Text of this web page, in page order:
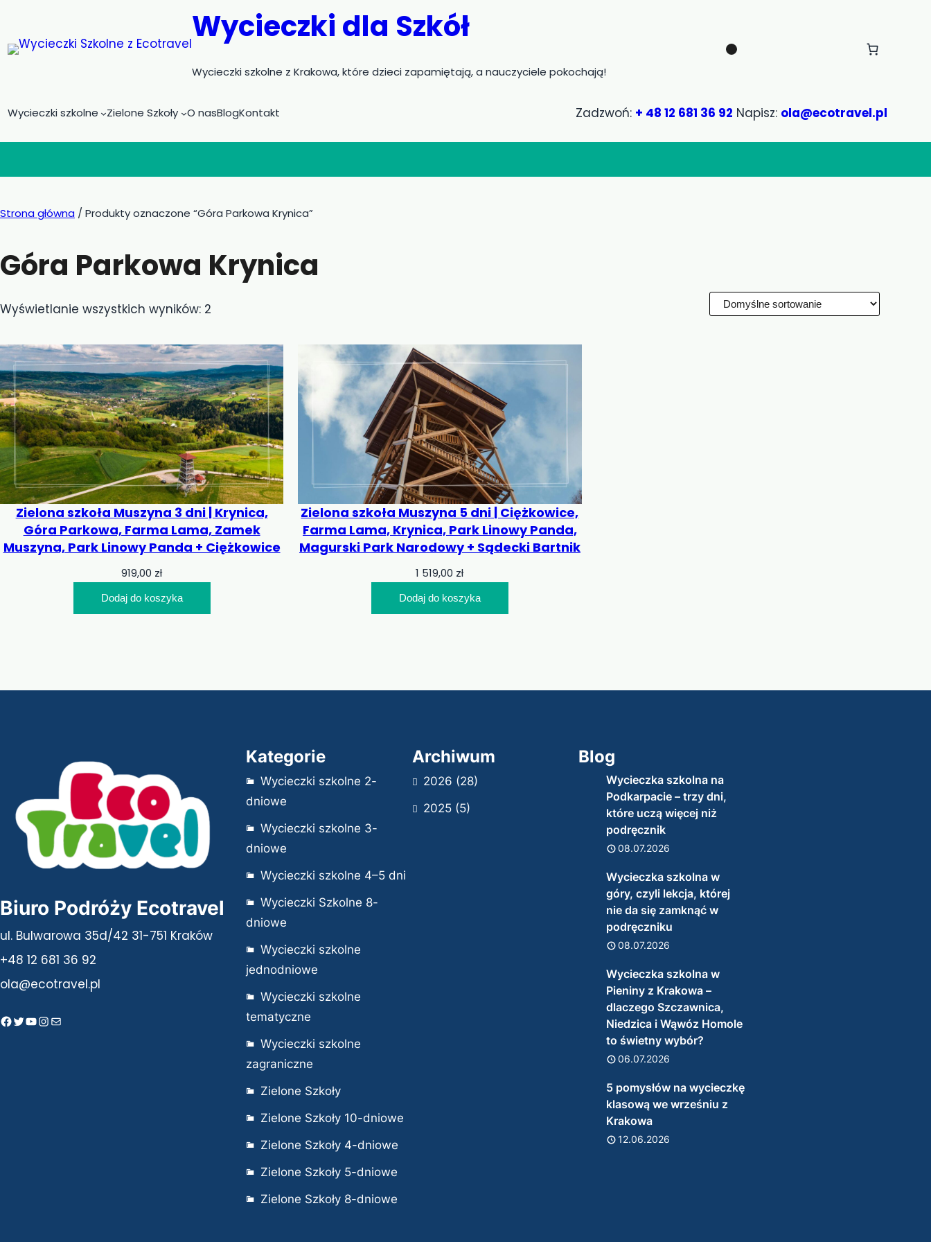
treści
Wycieczki dla Szkół
Wycieczki szkolne z Krakowa, które dzieci zapamiętają, a nauczyciele pokochają!
Wycieczki szkolne Zielone Szkoły O nasBlogKontakt Zadzwoń: + 48 12 681 36 92 Napisz: ola@ecotravel.pl
Strona główna / Produkty oznaczone “Góra Parkowa Krynica”
Góra Parkowa Krynica
Wyświetlanie wszystkich wyników: 2
Zielona szkoła Muszyna 3 dni | Krynica,
Góra Parkowa, Farma Lama, Zamek
Muszyna, Park Linowy Panda + Ciężkowice
919,00 zł
Dodaj do koszyka
Zielona szkoła Muszyna 5 dni | Ciężkowice,
Farma Lama, Krynica, Park Linowy Panda,
Magurski Park Narodowy + Sądecki Bartnik
1 519,00 zł
Dodaj do koszyka
Biuro Podróży Ecotravel
ul. Bulwarowa 35d/42 31-751 Kraków
+48 12 681 36 92
ola@ecotravel.pl
Facebook Twitter YouTube InstagramMail
Kategorie
Wycieczki szkolne 2-
dniowe
Wycieczki szkolne 3-
dniowe
Wycieczki szkolne 4–5 dni
Wycieczki Szkolne 8-
dniowe
Wycieczki szkolne
jednodniowe
Wycieczki szkolne
tematyczne
Wycieczki szkolne
zagraniczne
Zielone Szkoły
Zielone Szkoły 10-dniowe
Zielone Szkoły 4-dniowe
Zielone Szkoły 5-dniowe
Zielone Szkoły 8-dniowe
Archiwum
2026 (28)
2025(5)
Blog
Wycieczka szkolna na
Podkarpacie – trzy dni,
które uczą więcej niż
podręcznik
08.07.2026
Wycieczka szkolna w
góry, czyli lekcja, której
nie da się zamknąć w
podręczniku
08.07.2026
Wycieczka szkolna w
Pieniny z Krakowa –
dlaczego Szczawnica,
Niedzica i Wąwóz Homole
to świetny wybór?
06.07.2026
5 pomysłów na wycieczkę
klasową we wrześniu z
Krakowa
12.06.2026